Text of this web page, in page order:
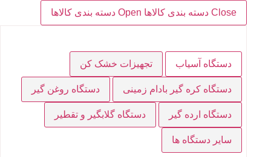
Close دسته بندی کالاها
Open دسته بندی کالاها
دستگاه آسیاب تجهیزات خشک کن
دستگاه کره گیر بادام زمینی دستگاه روغن گیر
دستگاه ارده گیر دستگاه گلابگیر و تقطیر
سایر دستگاه ها